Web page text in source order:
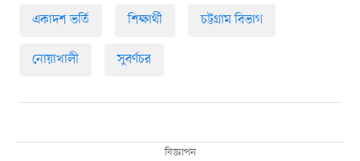
একাদশ ভর্তি শিক্ষার্থী চট্টগ্রাম বিভাগ
নোয়াখালী সুবর্ণচর